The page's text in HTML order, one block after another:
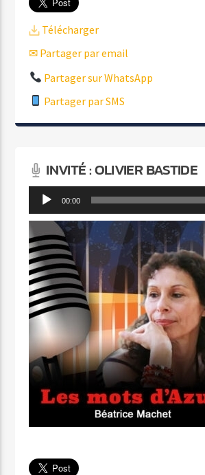
Télécharger
✉ Partager par email
Partager sur WhatsApp
Partager par SMS
INVITÉ : OLIVIER BASTIDE
Lecteur 00:00